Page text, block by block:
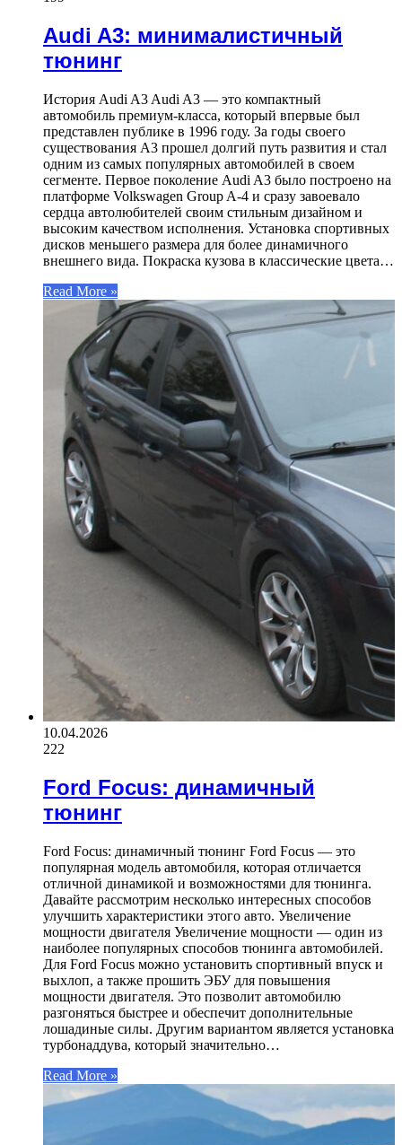
Audi A3: минималистичный
тюнинг
История Audi A3 Audi A3 — это компактный
автомобиль премиум-класса, который впервые был
представлен публике в 1996 году. За годы своего
существования A3 прошел долгий путь развития и стал
одним из самых популярных автомобилей в своем
сегменте. Первое поколение Audi A3 было построено на
платформе Volkswagen Group A-4 и сразу завоевало
сердца автолюбителей своим стильным дизайном и
высоким качеством исполнения. Установка спортивных
дисков меньшего размера для более динамичного
внешнего вида. Покраска кузова в классические цвета…
Read More »
10.04.2026
222
Ford Focus: динамичный
тюнинг
Ford Focus: динамичный тюнинг Ford Focus — это
популярная модель автомобиля, которая отличается
отличной динамикой и возможностями для тюнинга.
Давайте рассмотрим несколько интересных способов
улучшить характеристики этого авто. Увеличение
мощности двигателя Увеличение мощности — один из
наиболее популярных способов тюнинга автомобилей.
Для Ford Focus можно установить спортивный впуск и
выхлоп, а также прошить ЭБУ для повышения
мощности двигателя. Это позволит автомобилю
разгоняться быстрее и обеспечит дополнительные
лошадиные силы. Другим вариантом является установка
турбонаддува, который значительно…
Read More »